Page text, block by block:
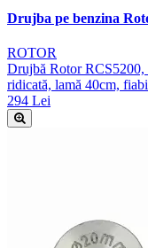
Drujba pe benzina
ROTOR
Drujbă Rotor RCS5200,
ridicată, lamă 40cm,
294 Lei